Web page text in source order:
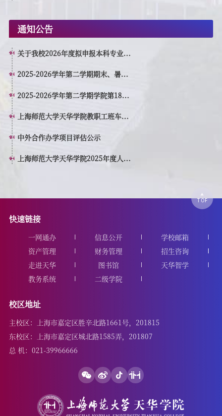
通知公告
关于我校2026年度拟申报本科专业...
2025-2026学年第二学期期末、暑...
2025-2026学年第二学期学院第18...
上海师范大学天华学院教职工班车...
中外合作办学项目评估公示
上海师范大学天华学院2025年度人...
快速链接
一网通办 信息公开
学校邮箱
资产管理
财务管理
招生咨询
走进天华
图书馆
天华智学
教务系统
二级学院
校区地址
主校区：上海市嘉定区胜辛北路1661号，201815
东校区：上海市嘉定区城北路1585弄，201807
总 机：021-39966666